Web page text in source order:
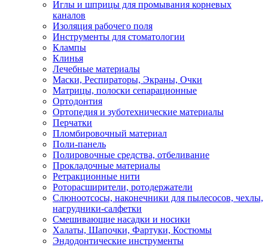
Иглы и шприцы для промывания корневых
каналов
Изоляция рабочего поля
Инструменты для стоматологии
Клампы
Клинья
Лечебные материалы
Маски, Респираторы, Экраны, Очки
Матрицы, полоски сепарационные
Ортодонтия
Ортопедия и зуботехнические материалы
Перчатки
Пломбировочный материал
Поли-панель
Полировочные средства, отбеливание
Прокладочные материалы
Ретракционные нити
Роторасширители, ротодержатели
Слюноотсосы, наконечники для пылесосов, чехлы,
нагрудники-салфетки
Смешивающие насадки и носики
Халаты, Шапочки, Фартуки, Костюмы
Эндодонтические инструменты